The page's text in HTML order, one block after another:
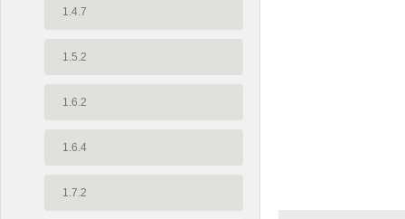
1.4.7
1.5.2
1.6.2
1.6.4
1.7.2